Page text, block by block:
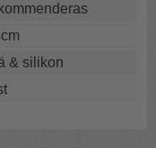
hjälp när du
mer traditionell
& silikon